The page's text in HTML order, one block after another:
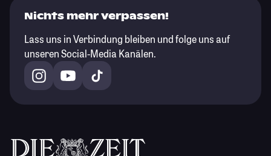
Nichts mehr verpassen!
Lass uns in Verbindung bleiben und folge uns auf
unseren Social-Media Kanälen.